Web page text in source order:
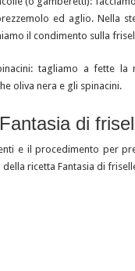
ed aglio. Nella
il condimento sulla
tagliamo a fette la
oliva nera e gli spinacini.
di
e il procedimento per
ricetta Fantasia di